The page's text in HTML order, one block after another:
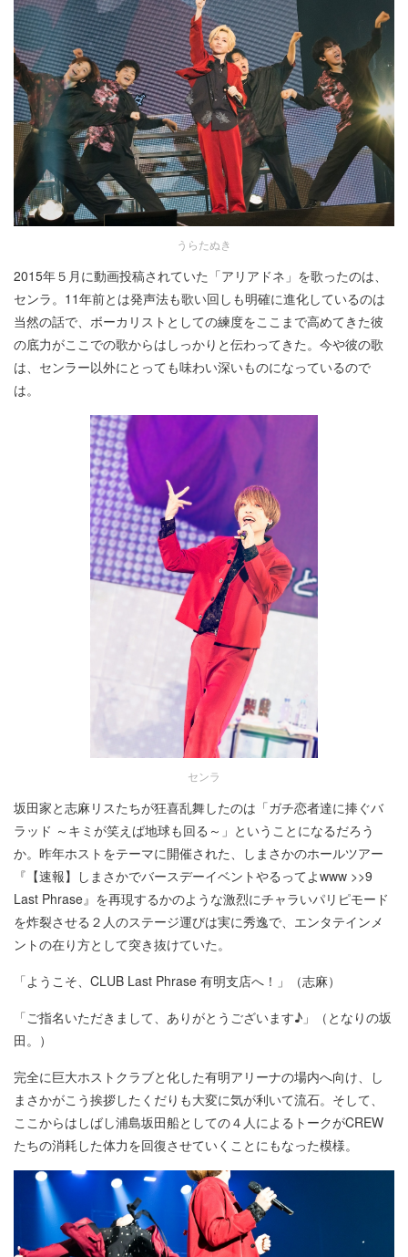
うらたぬき
2015年５月に動画投稿されていた「アリアドネ」を歌ったのは、
センラ。11年前とは発声法も歌い回しも明確に進化しているのは
当然の話で、ボーカリストとしての練度をここまで高めてきた彼
の底力がここでの歌からはしっかりと伝わってきた。今や彼の歌
は、センラー以外にとっても味わい深いものになっているので
は。
センラ
坂田家と志麻リスたちが狂喜乱舞したのは「ガチ恋者達に捧ぐバ
ラッド ～キミが笑えば地球も回る～」ということになるだろう
か。昨年ホストをテーマに開催された、しまさかのホールツアー
『【速報】しまさかでバースデーイベントやるってよwww >>9
Last Phrase』を再現するかのような激烈にチャラいパリピモード
を炸裂させる２人のステージ運びは実に秀逸で、エンタテインメ
ントの在り方として突き抜けていた。
「ようこそ、CLUB Last Phrase 有明支店へ！」（志麻）
「ご指名いただきまして、ありがとうございます♪」（となりの坂
田。）
完全に巨大ホストクラブと化した有明アリーナの場内へ向け、し
まさかがこう挨拶したくだりも大変に気が利いて流石。そして、
ここからはしばし浦島坂田船としての４人によるトークがCREW
たちの消耗した体力を回復させていくことにもなった模様。